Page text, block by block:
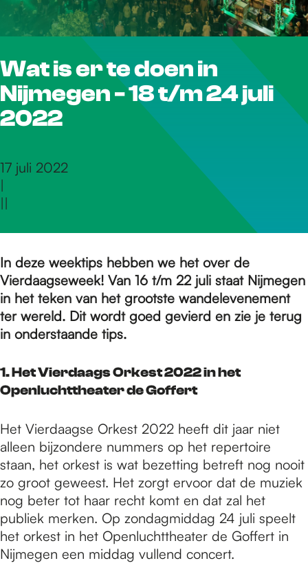
r
d
e
o
m
e
p
a
g
e
Wat is er te doen in
Nijmegen - 18 t/m 24 juli
2022
17 juli 2022
|
||
In deze weektips hebben we het over de
Vierdaagseweek! Van 16 t/m 22 juli staat Nijmegen
in het teken van het grootste wandelevenement
ter wereld. Dit wordt goed gevierd en zie je terug
in onderstaande tips.
1. Het Vierdaags Orkest 2022 in het
Openluchttheater de Goffert
Het Vierdaagse Orkest 2022 heeft dit jaar niet
alleen bijzondere nummers op het repertoire
staan, het orkest is wat bezetting betreft nog nooit
zo groot geweest. Het zorgt ervoor dat de muziek
nog beter tot haar recht komt en dat zal het
publiek merken. Op zondagmiddag 24 juli speelt
het orkest in het Openluchttheater de Goffert in
Nijmegen een middag vullend concert.